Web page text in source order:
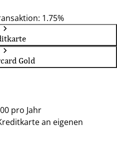
1.75%
Gold
pro Jahr
an eigenen